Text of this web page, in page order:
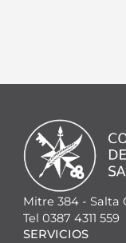
Mitre 384 - Salta
Tel 0387 4311 559
SERVICIOS